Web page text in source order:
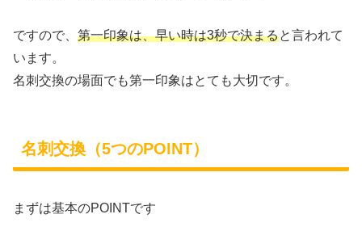
ですので、 第一印象は、早い時は3秒で決まると言われて
います。
名刺交換の場面でも第一印象はとても大切です。
名刺交換（5つのPOINT）
まずは基本のPOINTです